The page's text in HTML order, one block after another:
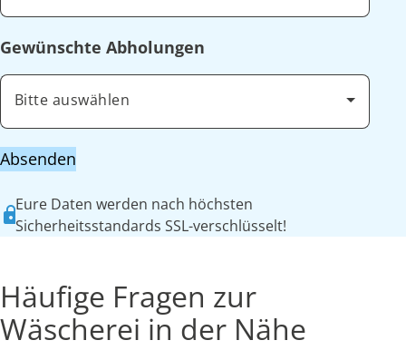
Gewünschte Abholungen
Bitte auswählen
Absenden
Eure Daten werden nach höchsten
Sicherheitsstandards SSL-verschlüsselt!
Häufige Fragen zur
Wäscherei in der Nähe